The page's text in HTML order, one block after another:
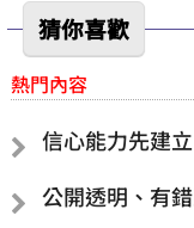
猜你喜歡
熱門內容
信心能力先建